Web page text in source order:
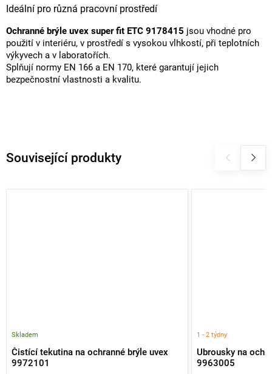
Související produkty
Čistící tekutina na ochranné brýle uvex
9972101
Skladem
Ubrousky na
9963005
1 - 2 týdny
Ideální pro různá pracovní prostředí
Ochranné brýle uvex super fit ETC 9178415 jsou vhodné pro
použití v interiéru, v prostředí s vysokou vlhkostí, při teplotních
výkyvech a v laboratořích.
Splňují normy EN 166 a EN 170, které garantují jejich
bezpečnostní vlastnosti a kvalitu.